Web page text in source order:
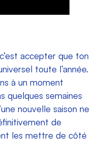
accepter que ton
toute l’année.
à un moment
quelques semaines
nouvelle saison ne
de
les mettre de côté